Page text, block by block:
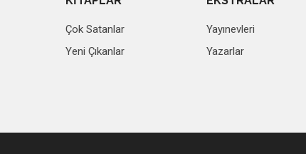
Çok Satanlar
Yeni Çıkanlar
Yayınevleri
Yazarlar